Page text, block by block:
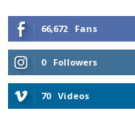
66,672 Fans
0 Followers
70 Videos